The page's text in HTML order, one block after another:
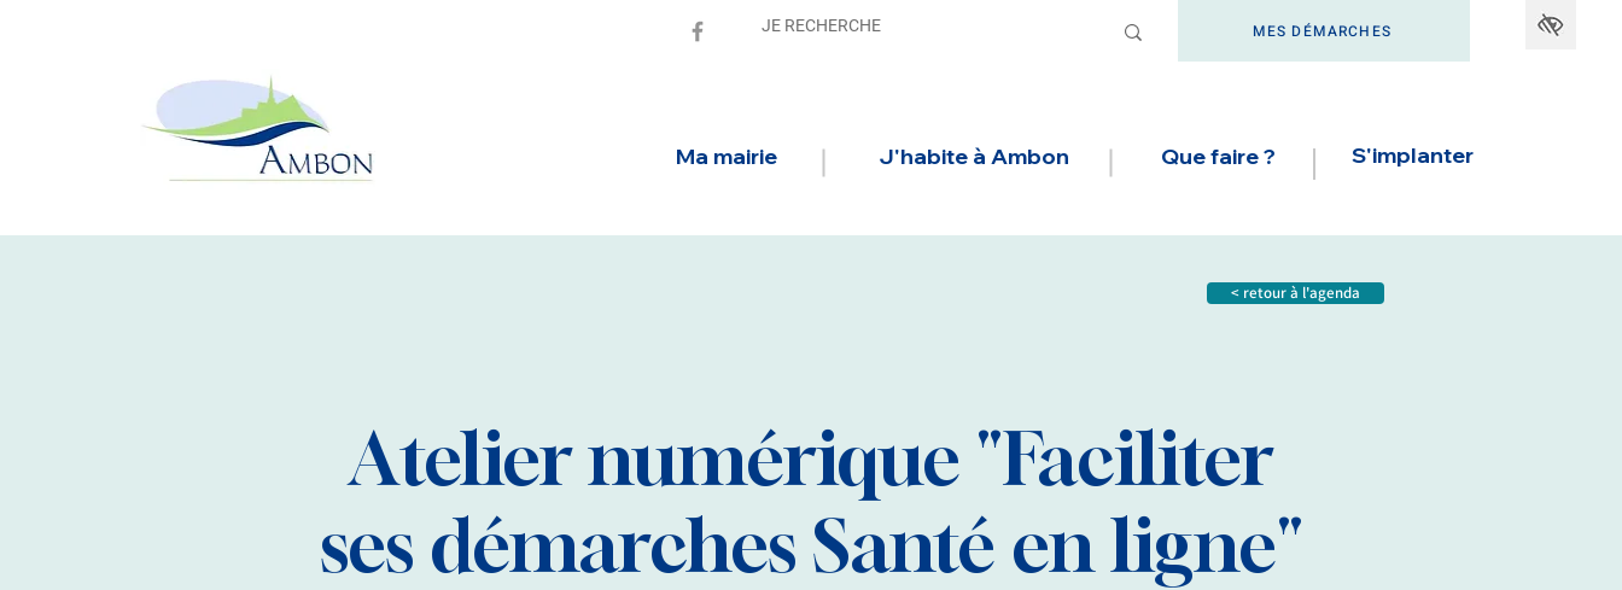
MES DÉMARCHES
Ma mairie J'habite à Ambon Que faire ? S'implanter
< retour à l'agenda
Atelier numérique "Faciliter
ses démarches Santé en ligne"